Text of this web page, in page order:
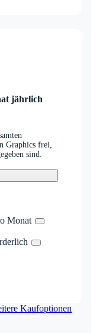
jährlich
Graphics frei,
sind.
Monat
Kaufoptionen